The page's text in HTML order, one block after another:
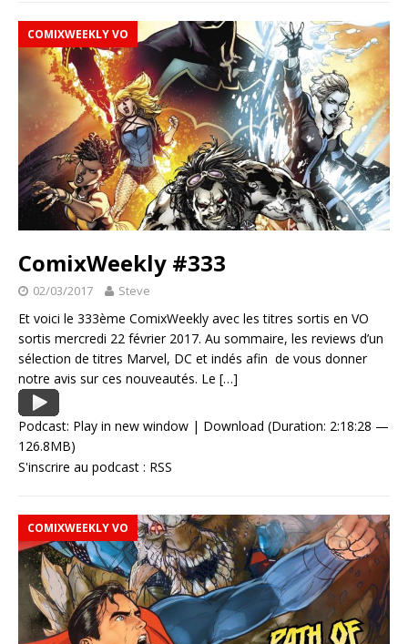
COMIXWEEKLY VO
ComixWeekly #333
02/03/2017 Steve
Et voici le 333ème ComixWeekly avec les titres sortis en VO
sortis mercredi 22 février 2017. Au sommaire, les reviews d’un
sélection de titres Marvel, DC et indés afin de vous donner
notre avis sur ces nouveautés. Le […]
Podcast: Play in new window | Download (Duration: 2:18:28 —
126.8MB)
S'inscrire au podcast : RSS
COMIXWEEKLY VO